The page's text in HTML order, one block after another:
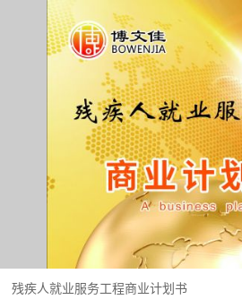
残疾人就业服务工程商业计划书